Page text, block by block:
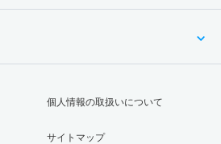
個人情報の取扱いについて
サイトマップ